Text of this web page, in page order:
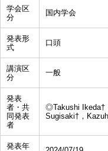
学会区
分
国内学会
発表形
式
口頭
講演区
分
一般
発表
者・共
同発表
者
◎Takushi Ikeda†
Sugisaki†，
発表年